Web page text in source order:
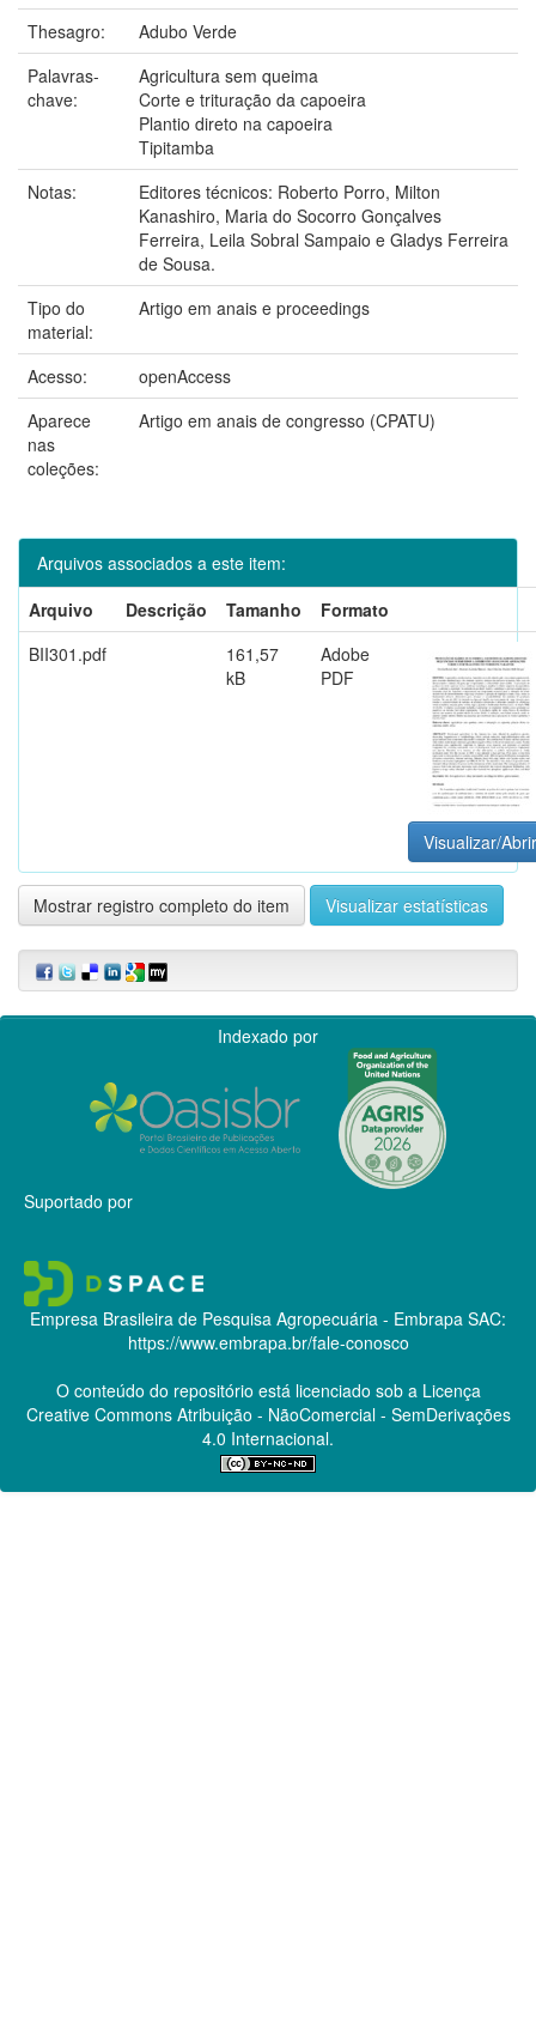
Thesagro:
Adubo Verde
Palavras-
chave:
Agricultura sem queima
Corte e trituração da capoeira
Plantio direto na capoeira
Tipitamba
Notas:
Editores técnicos: Roberto Porro, Milton
Kanashiro, Maria do Socorro Gonçalves
Ferreira, Leila Sobral Sampaio e Gladys Ferreira
de Sousa.
Tipo do
material:
Artigo em anais e proceedings
Acesso:
openAccess
Aparece
nas
coleções:
Artigo em anais de congresso (CPATU)
Arquivos associados a este item:
Arquivo
Descrição Tamanho
Formato
BII301.pdf
161,57
kB
Adobe
PDF
Visualizar/Abrir
Mostrar registro completo do item Visualizar estatísticas
Indexado por
Suportado por
Empresa Brasileira de Pesquisa Agropecuária - Embrapa SAC:
https://www.embrapa.br/fale-conosco
O conteúdo do repositório está licenciado sob a Licença
Creative CommonsAtribuição - NãoComercial - SemDerivações
4.0 Internacional.